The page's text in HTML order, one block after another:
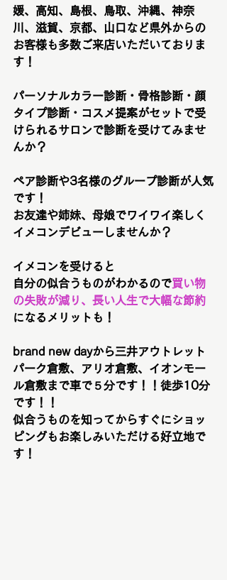
媛、高知、島根、鳥取、沖縄、神奈
川、滋賀、京都、山口など県外からの
お客様も多数ご来店いただいておりま
す！
パーソナルカラー診断・骨格診断・顔
タイプ診断・コスメ提案がセットで受
けられるサロンで診断を受けてみませ
んか？
ペア診断や3名様のグループ診断が人気
です！
お友達や姉妹、母娘でワイワイ楽しく
イメコンデビューしませんか？
イメコンを受けると
自分の似合うものがわかるので買い物
の失敗が減り、長い人生で大幅な節約
になるメリットも！
brand new dayから三井アウトレット
パーク倉敷、アリオ倉敷、イオンモー
ル倉敷まで車で５分です！！徒歩10分
です！！
似合うものを知ってからすぐにショッ
ピングもお楽しみいただける好立地で
す！